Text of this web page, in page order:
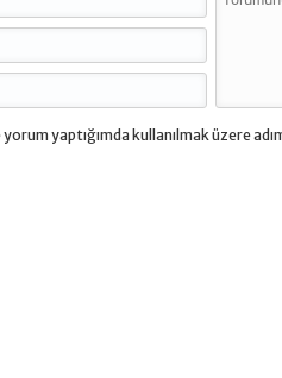
yaptığımda kullanılmak üzere